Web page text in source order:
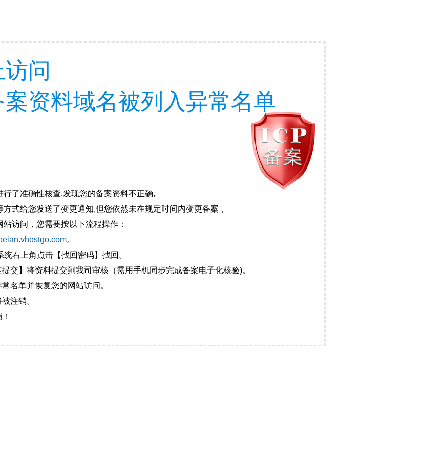
问
资料域名被列入异常名单
了准确性核查,发现您的备案资料不正确,
式给您发送了变更通知,但您依然未在规定时间内变更备案，
访问，您需要按以下流程操作：
。
右上角点击【找回密码】找回。
交】将资料提交到我司审核（需用手机同步完成备案电子化核验)。
名单并恢复您的网站访问。
注销。